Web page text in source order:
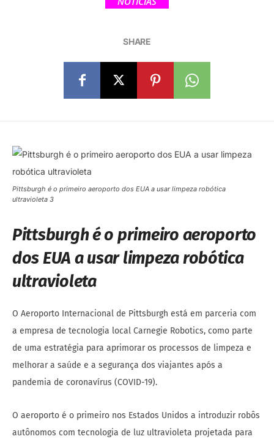
SHARE
Pittsburgh é o primeiro aeroporto dos EUA a usar limpeza robótica
ultravioleta 3
Pittsburgh é o primeiro aeroporto
dos EUA a usar limpeza robótica
ultravioleta
O Aeroporto Internacional de Pittsburgh está em parceria com
a empresa de tecnologia local Carnegie Robotics, como parte
de uma estratégia para aprimorar os processos de limpeza e
melhorar a saúde e a segurança dos viajantes após a
pandemia de coronavírus (COVID-19).
O aeroporto é o primeiro nos Estados Unidos a introduzir robôs
autônomos com tecnologia de luz ultravioleta projetada para